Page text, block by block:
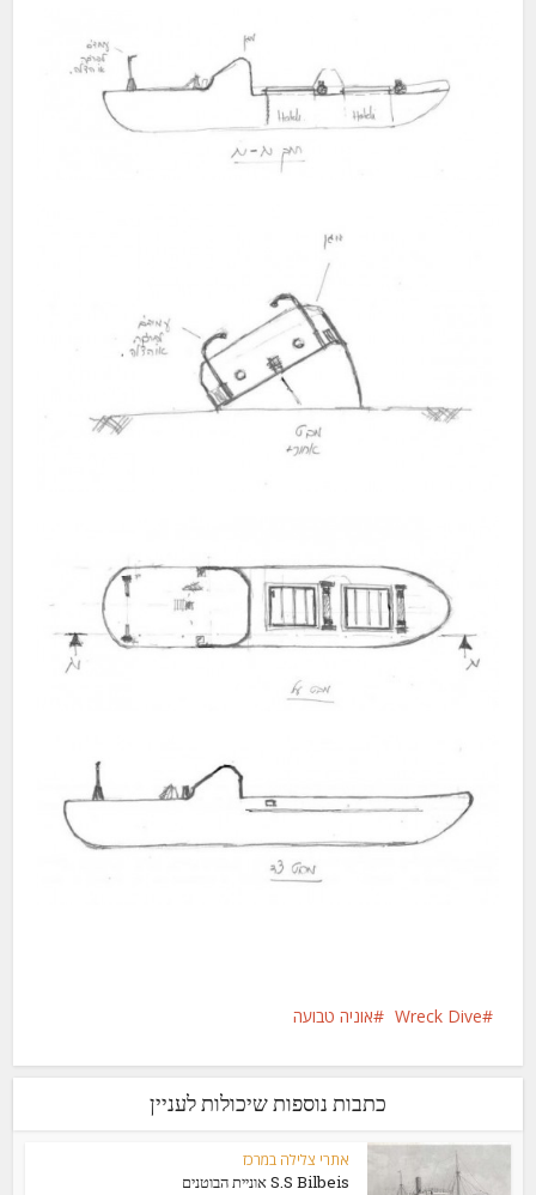
Wreck Dive אוניה טבועה
כתבות נוספות שיכולות לעניין
אתרי צלילה במרכז
S.S Bilbeis אוניית הבוטנים